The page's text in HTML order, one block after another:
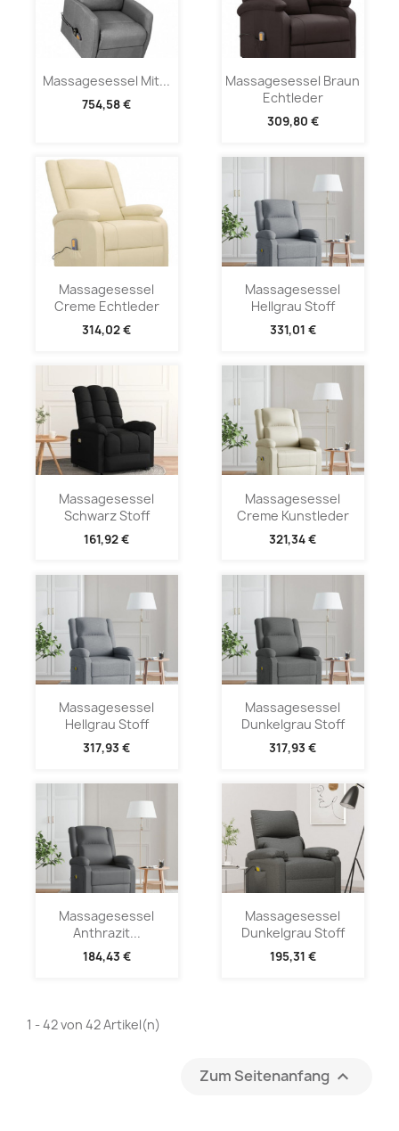
Massagesessel Mit...
754,58 €
Massagesessel Braun
Echtleder
309,80 €
Massagesessel
Creme Echtleder
314,02 €
Massagesessel
Hellgrau Stoff
331,01 €
Massagesessel
Schwarz Stoff
161,92 €
Massagesessel
Creme Kunstleder
321,34 €
Massagesessel
Hellgrau Stoff
317,93 €
Massagesessel
Dunkelgrau Stoff
317,93 €
Massagesessel
Anthrazit...
184,43 €
Massagesessel
Dunkelgrau Stoff
195,31 €
1 - 42 von 42 Artikel(n)
Zum Seitenanfang 